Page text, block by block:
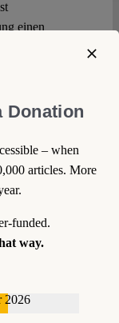
einen
hat.
Reihe
Kern um
der
radizierte
der
Donation
– when
articles. More
funded.
way.
2026